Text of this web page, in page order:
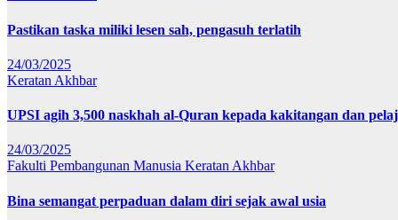
Pastikan taska miliki lesen sah, pengasuh terlatih
24/03/2025
Keratan Akhbar
UPSI agih 3,500 naskhah al-Quran kepada kakitangan dan
24/03/2025
Fakulti Pembangunan Manusia Keratan Akhbar
Bina semangat perpaduan dalam diri sejak awal usia